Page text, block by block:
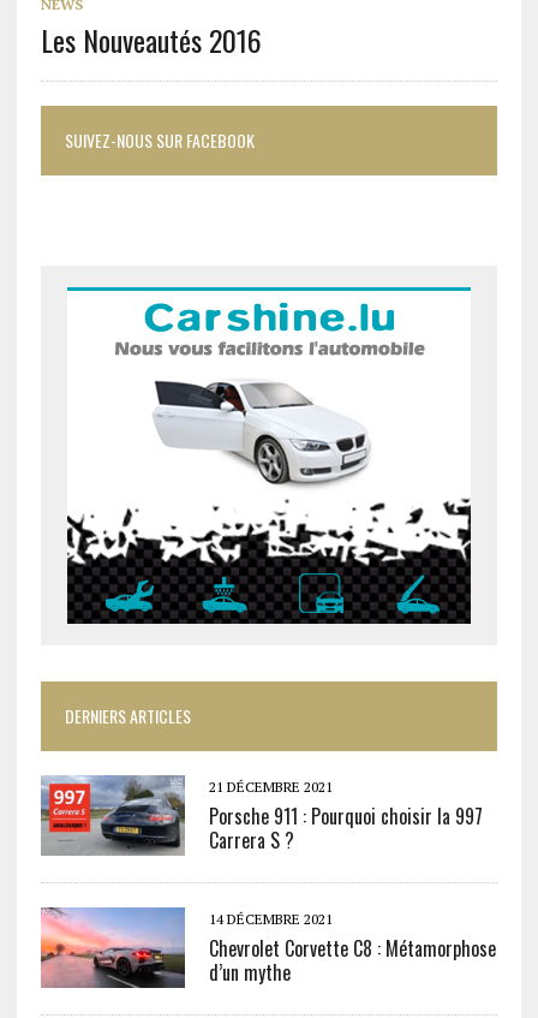
NEWS
Les Nouveautés 2016
SUIVEZ-NOUS SUR FACEBOOK
DERNIERS ARTICLES
21 DÉCEMBRE 2021
Porsche 911 : Pourquoi choisir la 997
Carrera S ?
14 DÉCEMBRE 2021
Chevrolet Corvette C8 : Métamorphose
d’un mythe